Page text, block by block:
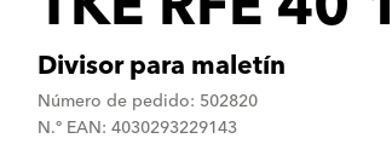
Divisor para maletín
Número de pedido: 502820
N.º EAN: 4030293229143